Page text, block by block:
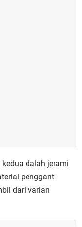
dalah jerami
pengganti
dari varian